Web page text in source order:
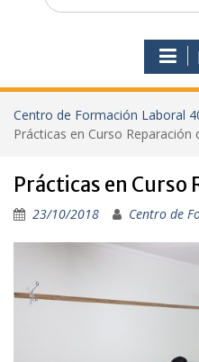
Centro de Formación Laboral
Prácticas en Curso Reparación
Prácticas en Curso
23/10/2018 Centro de